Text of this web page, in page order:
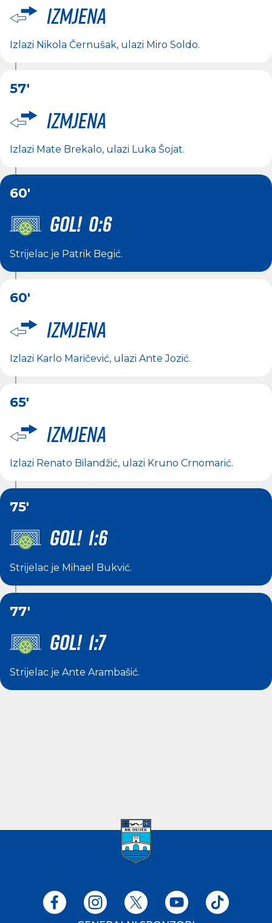
Izmjena
Izlazi Nikola Černušak, ulazi Miro Soldo.
57'
Izmjena
Izlazi Mate Brekalo, ulazi Luka Šojat.
60'
GOL! 0:6
Strijelac je Patrik Begić.
60'
Izmjena
Izlazi Karlo Maričević, ulazi Ante Jozić.
65'
Izmjena
Izlazi Renato Bilandžić, ulazi Kruno Crnomarić.
75'
GOL! 1:6
Strijelac je Mihael Bukvić.
77'
GOL! 1:7
Strijelac je Ante Arambašić.